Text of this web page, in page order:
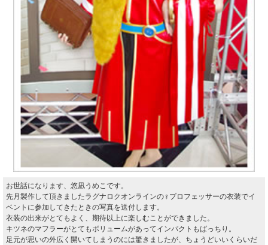
お世話になります、悠凪うめこです。
先月製作して頂きましたラグナロクオンラインの♀プロフェッサーの衣装でイ
ベントに参加してきたときの写真を送付します。
衣装の出来がとてもよく、期待以上に楽しむことができました。
キツネのマフラーがとてもボリュームがあってインパクトもばっちり。
足元が思いの外広く開いてしまうのには驚きましたが、ちょうどいいくらいだ